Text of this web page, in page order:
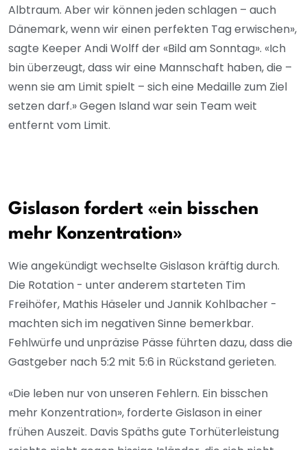
Albtraum. Aber wir können jeden schlagen – auch
Dänemark, wenn wir einen perfekten Tag erwischen»,
sagte Keeper Andi Wolff der «Bild am Sonntag». «Ich
bin überzeugt, dass wir eine Mannschaft haben, die –
wenn sie am Limit spielt – sich eine Medaille zum Ziel
setzen darf.» Gegen Island war sein Team weit
entfernt vom Limit.
Gislason fordert «ein bisschen
mehr Konzentration»
Wie angekündigt wechselte Gislason kräftig durch.
Die Rotation - unter anderem starteten Tim
Freihöfer, Mathis Häseler und Jannik Kohlbacher -
machten sich im negativen Sinne bemerkbar.
Fehlwürfe und unpräzise Pässe führten dazu, dass die
Gastgeber nach 5:2 mit 5:6 in Rückstand gerieten.
«Die leben nur von unseren Fehlern. Ein bisschen
mehr Konzentration», forderte Gislason in einer
frühen Auszeit. Davis Späths gute Torhüterleistung